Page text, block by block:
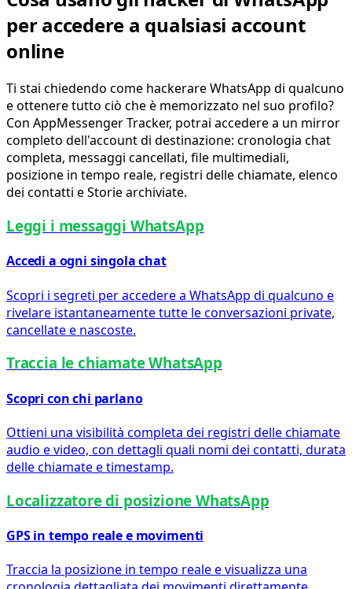
per accedere a qualsiasi account
online
Ti stai chiedendo come hackerare WhatsApp di qualcuno
e ottenere tutto ciò che è memorizzato nel suo profilo?
Con AppMessenger Tracker, potrai accedere a un mirror
completo dell'account di destinazione: cronologia chat
completa, messaggi cancellati, file multimediali,
posizione in tempo reale, registri delle chiamate, elenco
dei contatti e Storie archiviate.
Leggi i messaggi WhatsApp
Accedi a ogni singola chat
Scopri i segreti per accedere a WhatsApp di qualcuno e
rivelare istantaneamente tutte le conversazioni private,
cancellate e nascoste.
Traccia le chiamate WhatsApp
Scopri con chi parlano
Ottieni una visibilità completa dei registri delle chiamate
audio e video, con dettagli quali nomi dei contatti, durata
delle chiamate e timestamp.
Localizzatore di posizione WhatsApp
GPS in tempo reale e movimenti
Traccia la posizione in tempo reale e visualizza una